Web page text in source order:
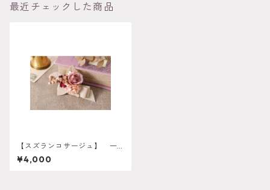
最近チェックした商品
【スズランコサージュ】 一
点のみ 卒業式 入学式 髪
飾り c-0012
¥4,000